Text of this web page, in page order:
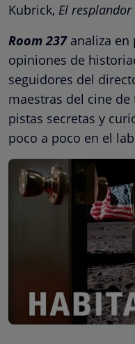
Kubrick, El resplandor
Room 237analiza en
opiniones de
seguidores del
maestras del cine
pistas secretas y
poco a poco en el